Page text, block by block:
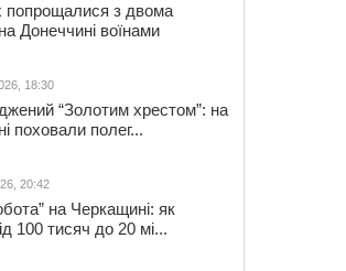
попрощалися з двома
Донеччині воїнами
18:30
“Золотим хрестом”: на
поховали полег...
20:42
на Черкащині: як
100 тисяч до 20 мі...